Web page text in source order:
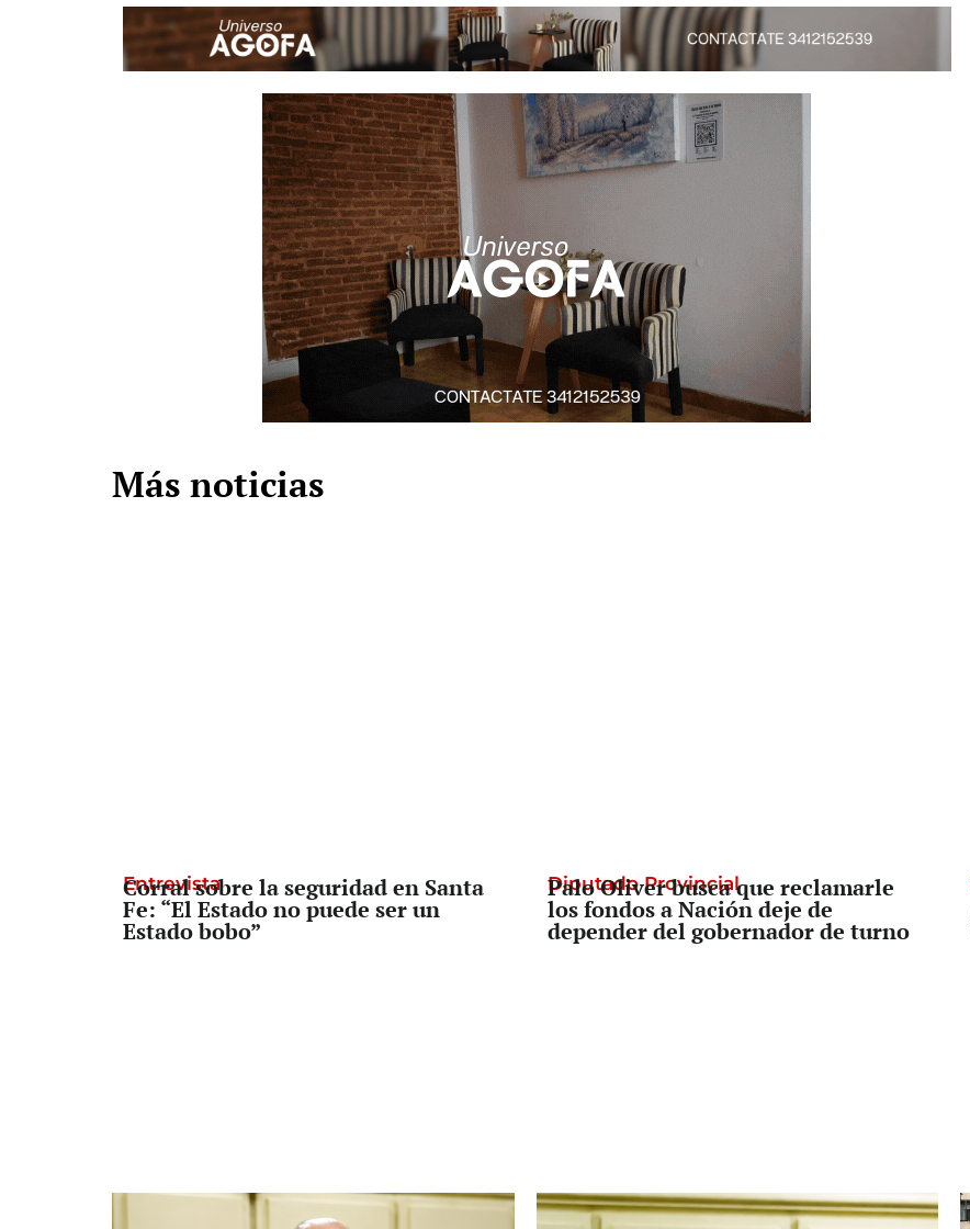
Más noticias
Entrevista
Corral sobre la seguridad en Santa
Fe: “El Estado no puede ser un
Estado bobo”
Diputado Provincial
Palo Oliver busca que reclamarle
los fondos a Nación deje de
depender del gobernador de turno